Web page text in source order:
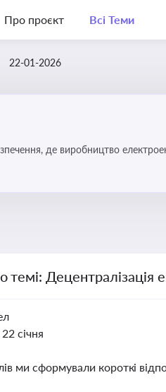
Про проєкт Всі Теми
22-01-2026
де виробництво
втрат при транспортуванні
Децентралізація
січня
ми сформували короткі